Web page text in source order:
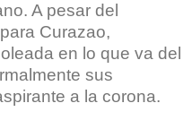
A pesar del
Curazao,
en lo que va del
sus
a la corona.